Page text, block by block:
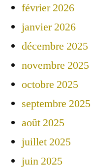
février 2026
janvier 2026
décembre 2025
novembre 2025
octobre 2025
septembre 2025
août 2025
juillet 2025
juin 2025